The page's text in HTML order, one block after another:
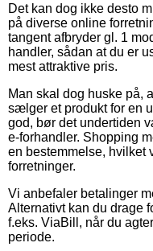
Det kan dog ikke desto
på diverse online
tangent afbryder gl. 1
handler, sådan at du er
mest attraktive pris.
Man skal dog huske på,
sælger et produkt for en
god, bør det undertiden
e-forhandler. Shopping
en bestemmelse,
forretninger.
Vi anbefaler betalinger
Alternativt kan du drage
f.eks. ViaBill, når du
periode.